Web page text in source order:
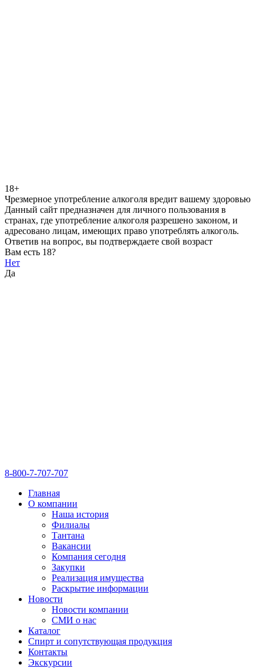
18+
Чрезмерное употребление алкоголя вредит вашему здоровью
Данный сайт предназначен для личного пользования в
странах, где употребление алкоголя разрешено законом, и
адресовано лицам, имеющих право употреблять алкоголь.
Ответив на вопрос, вы подтверждаете свой возраст
Вам есть 18?
Нет
Да
8-800-7-707-707
Главная
О компании
Наша история
Филиалы
Тантана
Вакансии
Компания сегодня
Закупки
Реализация имущества
Раскрытие информации
Новости
Новости компании
СМИ о нас
Каталог
Спирт и сопутствующая продукция
Контакты
Экскурсии